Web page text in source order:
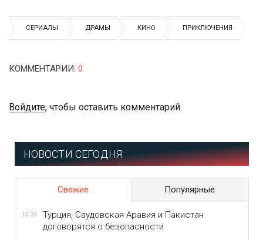
СЕРИАЛЫ ДРАМЫ КИНО ПРИКЛЮЧЕНИЯ
КОММЕНТАРИИ: 0
Войдите, чтобы оставить комментарий.
НОВОСТИ СЕГОДНЯ
Свежие Популярные
15:34
Турция, Саудовская Аравия и Пакистан
договорятся о безопасности